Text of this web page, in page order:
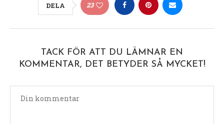
DELA 23
TACK FÖR ATT DU LÄMNAR EN
KOMMENTAR, DET BETYDER SÅ MYCKET!